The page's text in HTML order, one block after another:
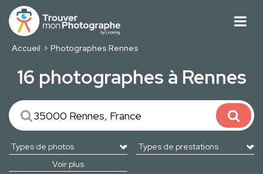
Accueil Photographes Rennes
16 photographes à Rennes
Voir plus